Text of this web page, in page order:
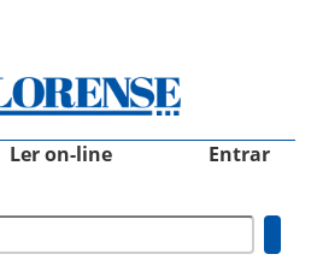
Ler on-line Entrar